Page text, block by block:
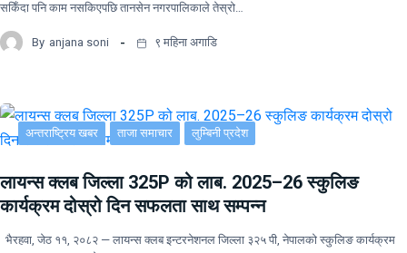
सकिँदा पनि काम नसकिएपछि तानसेन नगरपालिकाले तेस्रो…
By anjana soni ९ महिना अगाडि
अन्तराष्ट्रिय खबर ताजा समाचार लुम्बिनी प्रदेश
लायन्स क्लब जिल्ला 325P को लाब. 2025–26 स्कुलिङ
कार्यक्रम दोस्रो दिन सफलता साथ सम्पन्न
भैरहवा, जेठ ११, २०८२ — लायन्स क्लब इन्टरनेशनल जिल्ला ३२५ पी, नेपालको स्कुलिङ कार्यक्रम